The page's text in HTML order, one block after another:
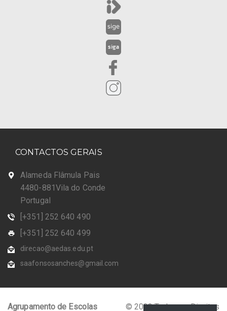
CONTACTOS GERAIS
Alameda Flâmula Pais
4480-881Vila do Conde
Portugal
[+351] 252 640 490
[+351] 252 640 499
direcao@aedas.edu.pt
saafonsosanches@gmail.com
Agrupamento de Escolas © 2023 Todos os Direitos